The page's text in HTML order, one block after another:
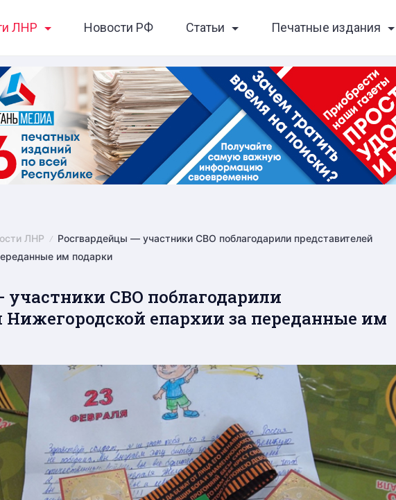
ЛНР Новости РФ Статьи Печатные издания
ЛНР
Росгвардейцы — участники СВО поблагодарили представителей
им подарки
участники СВО поблагодарили
Нижегородской епархии за переданные им